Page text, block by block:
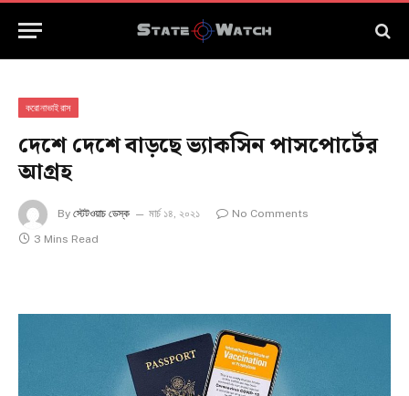
করোনাভাইরাস
দেশে দেশে বাড়ছে ভ্যাকসিন পাসপোর্টের
আগ্রহ
By স্টেটওয়াচ ডেস্ক মার্চ ১৪, ২০২১
No Comments
3 Mins Read